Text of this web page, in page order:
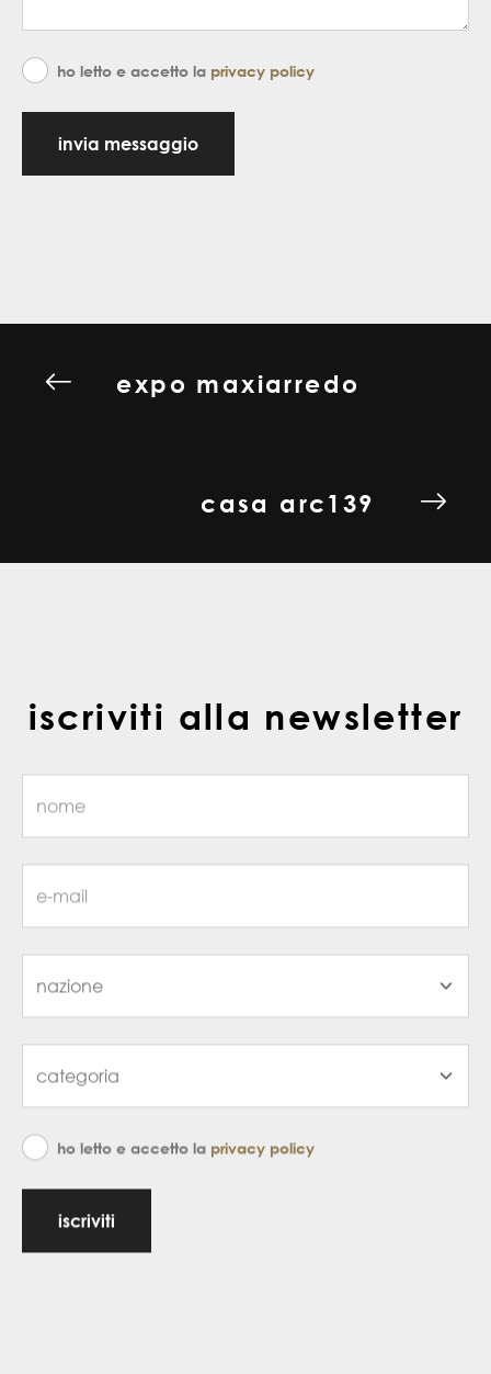
ho letto e accetto la privacy policy
invia messaggio
expo maxiarredo
casa arc139
iscriviti alla newsletter
ho letto e accetto la privacy policy
iscriviti